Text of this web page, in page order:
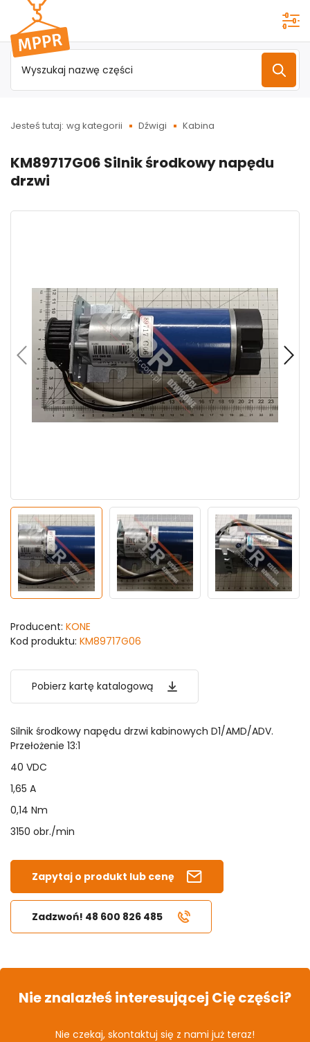
Przejdź do
menu
głównego
Jesteś tutaj: wg kategorii Dźwigi Kabina
KM89717G06 Silnik środkowy napędu
drzwi
Producent: KONE
Kod produktu: KM89717G06
Pobierz kartę katalogową
Silnik środkowy napędu drzwi kabinowych D1/AMD/ADV.
Przełożenie 13:1
40 VDC
1,65 A
0,14 Nm
3150 obr./min
Zapytaj o produkt lub cenę
Zadzwoń! 48 600 826 485
Nie znalazłeś interesującej Cię części?
Nie czekaj, skontaktuj się z nami już teraz!